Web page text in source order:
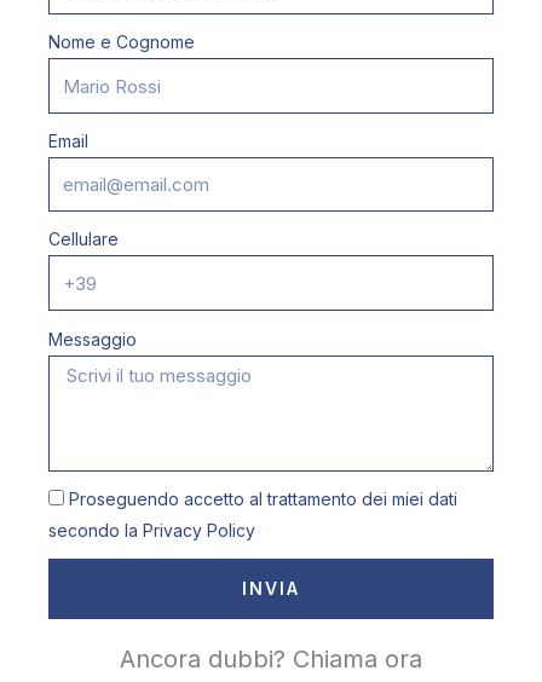
Nome e Cognome
Email
Cellulare
Messaggio
Proseguendo accetto al trattamento dei miei dati
secondo la Privacy Policy
INVIA
Ancora dubbi? Chiama ora